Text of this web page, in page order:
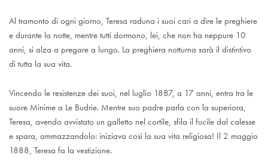
Al tramonto di ogni giorno, Teresa raduna i suoi cari a dire le preghiere
e durante la notte, mentre tutti dormono, lei, che non ha neppure 10
anni, si alza a pregare a lungo. La preghiera notturna sarà il distintivo
di tutta la sua vita.
Vincendo le resistenze dei suoi, nel luglio 1887, a 17 anni, entra tra le
suore Minime a Le Budrie. Mentre suo padre parla con la superiora,
Teresa, avendo avvistato un galletto nel cortile, sfila il fucile dal calesse
e spara, ammazzandolo: iniziava così la sua vita religiosa! Il 2 maggio
1888, Teresa fa la vestizione.